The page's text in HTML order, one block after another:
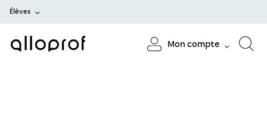
Élèves
Mon compte